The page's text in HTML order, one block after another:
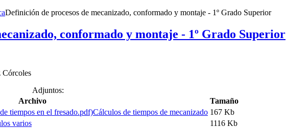
Definición de procesos de mecanizado, conformado y montaje - 1º Grado Superior
conformado y montaje - 1º Grado Superior
Córcoles
Adjuntos:
Archivo
Tamaño
Cálculos de tiempos de mecanizado 167 Kb
varios
1116 Kb